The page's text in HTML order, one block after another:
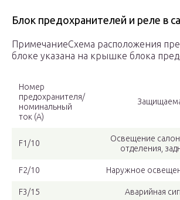
Блок предохранителей и реле в
ПримечаниеСхема расположения
блоке указана на крышке блока
Номер
предохранителя/
номинальный
ток (А)
F1/10
Освещение
отделения,
F2/10 Наружное
F3/15 Аварийная